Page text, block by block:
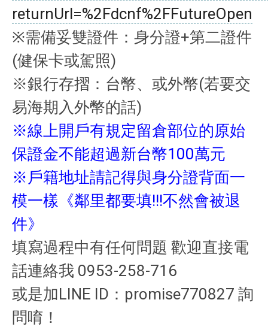
returnUrl=%2Fdcnf%2FFutureOpen
※需備妥雙證件：身分證+第二證件
(健保卡或駕照)
※銀行存摺：台幣、或外幣(若要交
易海期入外幣的話)
※線上開戶有規定留倉部位的原始
保證金不能超過新台幣100萬元
※戶籍地址請記得與身分證背面一
模一樣《鄰里都要填!!!不然會被退
件》
填寫過程中有任何問題 歡迎直接電
話連絡我 0953-258-716
或是加LINE ID：promise770827 詢
問唷！